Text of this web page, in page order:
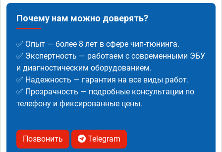
Почему нам можно доверять?
✅ Опыт — более 8 лет в сфере чип-тюнинга.
✅ Экспертность — работаем с современными ЭБУ
и диагностическим оборудованием.
✅ Надежность — гарантия на все виды работ.
✅ Прозрачность — подробные консультации по
телефону и фиксированные цены.
Позвонить Telegram